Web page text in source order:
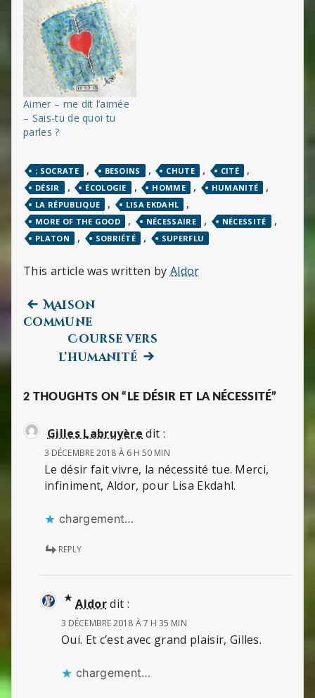
Aimer – me dit l’aimée
– Sais-tu de quoi tu
parles ?
; SOCRATE , BESOINS , CHUTE , CITÉ ,
DÉSIR , ÉCOLOGIE , HOMME , HUMANITÉ ,
LA RÉPUBLIQUE , LISA EKDAHL ,
MORE OF THE GOOD , NÉCESSAIRE , NÉCESSITÉ ,
PLATON , SOBRIÉTÉ , SUPERFLU
This article was written by Aldor
Navigation
l’article
Previous
post:
Maison
commune
Course vers
l’humanitéNext
2 THOUGHTS ON “LE DÉSIR ET LA NÉCESSITÉ”
Gilles Labruyère dit :
3 DÉCEMBRE 2018 À 6 H 50 MIN
Le désir fait vivre, la nécessité tue. Merci,
infiniment, Aldor, pour Lisa Ekdahl.
chargement…
REPLY
Aldordit :
3 DÉCEMBRE 2018 À 7 H 35 MIN
Oui. Et c’est avec grand plaisir, Gilles.
chargement…